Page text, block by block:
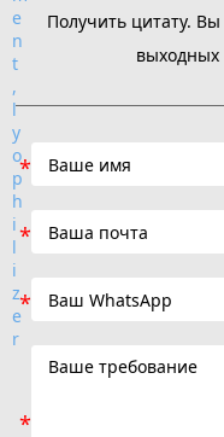
Получить цитату.